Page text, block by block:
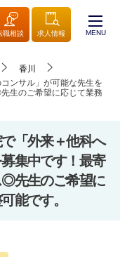
職相談 求人情報 MENU
香川
ンサル」が可能な先生を
生のご希望に応じて業務
「外来＋他科へ
集中です！最寄
◎先生のご希望に
能です。